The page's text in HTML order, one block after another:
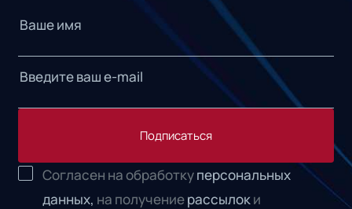
Подписаться
Согласен на обработкуперсональных
данных, на получениерассылоки